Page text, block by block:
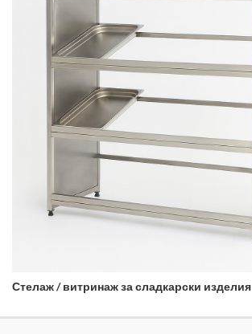
Стелаж / витринаж за сладкарски изделия